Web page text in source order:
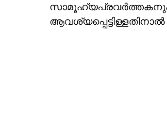
ആവശ്യപ്പെട്ടിള്ളതിനാല്‍